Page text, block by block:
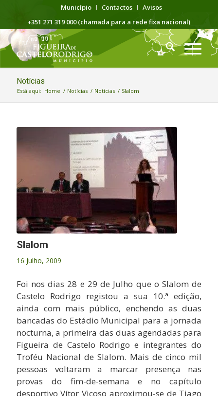
Município Contactos
Avisos
+351 271 319 000 (chamada para a rede fixa nacional)
Notícias
Está aqui: Home / Notícias / Notícias / Slalom
Slalom
16 Julho, 2009
Foi nos dias 28 e 29 de Julho que o Slalom de
Castelo Rodrigo registou a sua 10.ª edição,
ainda com mais público, enchendo as duas
bancadas do Estádio Municipal para a jornada
nocturna, a primeira das duas agendadas para
Figueira de Castelo Rodrigo e integrantes do
Troféu Nacional de Slalom. Mais de cinco mil
pessoas voltaram a marcar presença nas
provas do fim-de-semana e no capítulo
desportivo Vítor Viçoso aproximou-se de Tiago